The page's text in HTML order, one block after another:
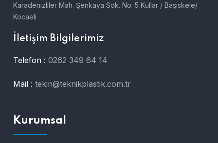
Karadenizliler Mah. Şenkaya Sok. No: 5 Kullar / Başiskele/
Kocaeli
İletişim Bilgilerimiz
Telefon : 0262 349 64 14
Mail : tekin@teknikplastik.com.tr
Kurumsal